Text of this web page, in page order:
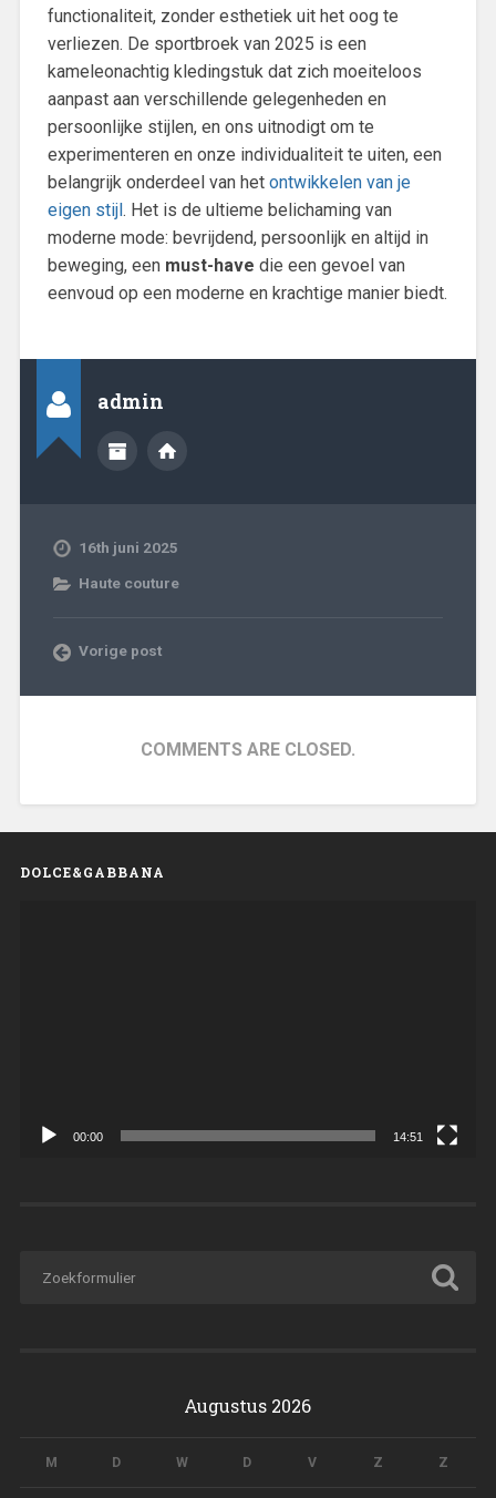
functionaliteit, zonder esthetiek uit het oog te
verliezen. De sportbroek van 2025 is een
kameleonachtig kledingstuk dat zich moeiteloos
aanpast aan verschillende gelegenheden en
persoonlijke stijlen, en ons uitnodigt om te
experimenteren en onze individualiteit te uiten, een
belangrijk onderdeel van het ontwikkelen van je
eigen stijl. Het is de ultieme belichaming van
moderne mode: bevrijdend, persoonlijk en altijd in
beweging, een must-have die een gevoel van
eenvoud op een moderne en krachtige manier biedt.
admin
16th juni 2025
Haute couture
Vorige post
COMMENTS ARE CLOSED.
DOLCE&GABBANA
00:00 14:51
Augustus 2026
M D W D V Z Z